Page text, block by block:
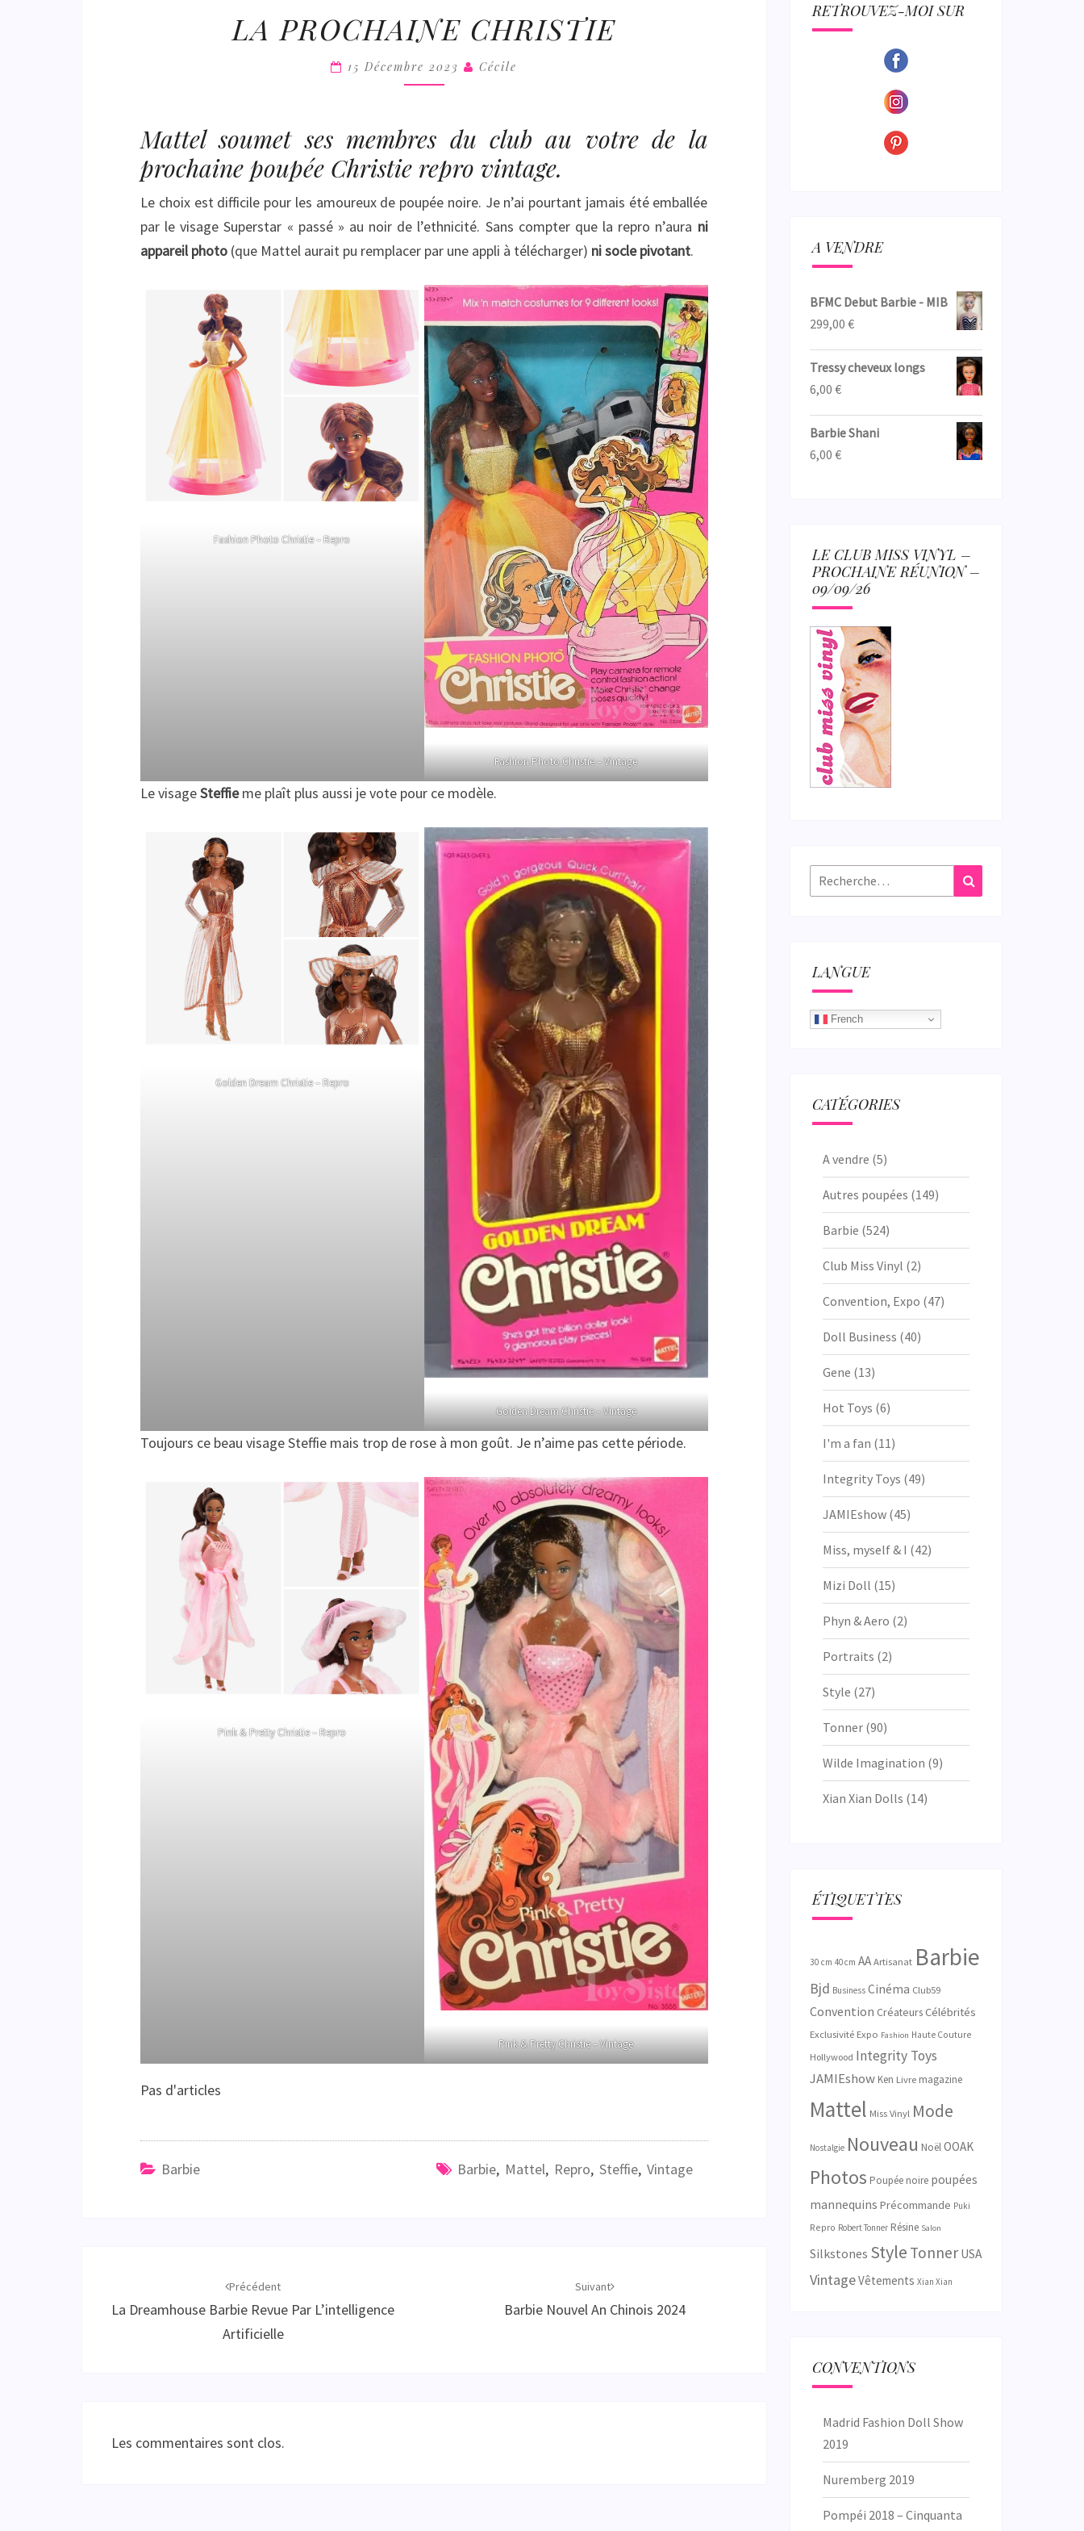
COLLECTION
PROCHAINE
LA PROCHAINE CHRISTIE
15 Décembre 2023 Cécile
Mattel soumet ses membres du club au votre de la
prochaine poupée Christie repro vintage.
Le choix est difficile pour les amoureux de poupée noire. Je n’ai pourtant jamais été emballée
par le visage Superstar « passé » au noir de l’ethnicité. Sans compter que la repro n’aura ni
appareil photo (que Mattel aurait pu remplacer par une appli à télécharger) ni socle pivotant.
Fashion Photo Christie – Repro
Fashion Photo Christie – Vintage
Le visageSteffieme plaît plus aussi je vote pour ce modèle.
Golden Dream Christie – Repro
Golden Dream Christie – Vintage
Toujours ce beau visage Steffie mais trop de rose à mon goût. Je n’aime pas cette période.
Pink & Pretty Christie – Repro
Pink & Pretty Christie – Vintage
Pas d'articles
Barbie Barbie, Mattel, Repro, Steffie, Vintage
Précédent
La Dreamhouse Barbie Revue Par L’intelligence
Artificielle
Suivant
Barbie Nouvel An Chinois 2024
Les commentaires sont clos.
RETROUVEZ-MOI SUR
A VENDRE
BFMC Debut Barbie - MIB
299,00 €
Tressy cheveux longs
6,00 €
Barbie Shani
6,00 €
LE CLUB MISS VINYL –
PROCHAINE RÉUNION –
09/09/26
Rechercher :
LANGUE
French
CATÉGORIES
A vendre (5)
Autres poupées (149)
Barbie (524)
Club Miss Vinyl (2)
Convention, Expo (47)
Doll Business (40)
Gene (13)
Hot Toys (6)
I'm a fan (11)
Integrity Toys (49)
JAMIEshow(45)
Miss, myself & I (42)
Mizi Doll (15)
Phyn & Aero (2)
Portraits (2)
Style (27)
Tonner(90)
Wilde Imagination (9)
Xian Xian Dolls (14)
ÉTIQUETTES
30 cm 40 cm AA Artisanat Barbie
Bjd Business Cinéma Club59
Convention CréateursCélébrités
Exclusivité Expo Fashion Haute Couture
Hollywood Integrity Toys
JAMIEshow Ken Livre magazine
Mattel Miss Vinyl Mode
Nostalgie Nouveau Noël OOAK
Photos Poupée noire poupées
mannequins Précommande Puki
Repro Robert Tonner Résine Salon
Silkstones Style Tonner USA
VintageVêtements Xian Xian
CONVENTIONS
Madrid Fashion Doll Show
2019
Nuremberg 2019
Pompéi 2018 – Cinquanta